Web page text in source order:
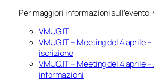
Per maggiori informazioni sull’evento,
VMUG.IT
VMUG.IT – Meeting del 4 aprile
iscrizione
VMUG.IT – Meeting del 4 aprile
informazioni